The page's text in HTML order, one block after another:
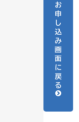
お
申
し
込
み
画
面
に
戻
る